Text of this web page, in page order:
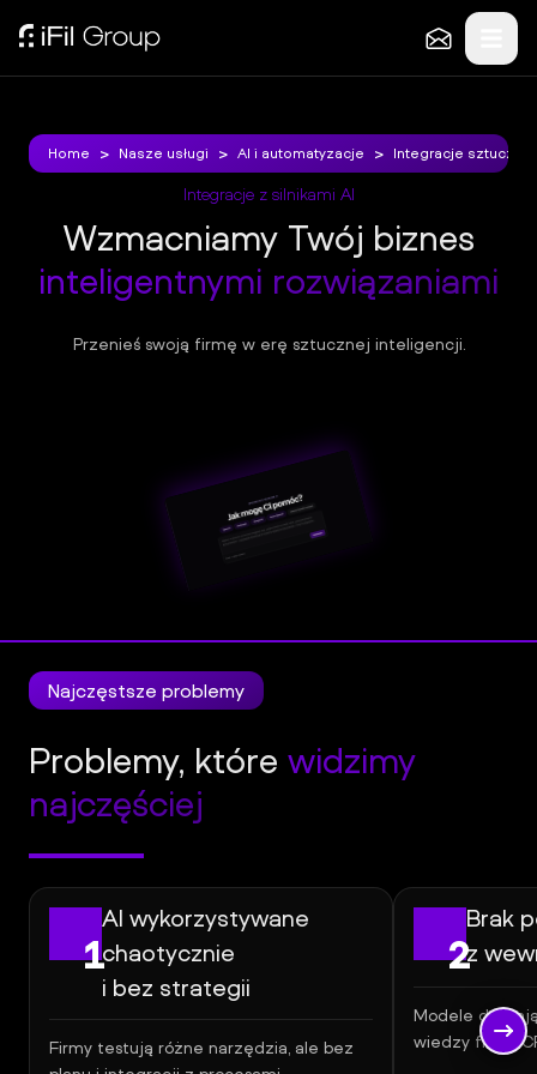
KONTAKT
515
516
Home > Nasze usługi > AI i automatyzacje > Integracje
Home > Nasze usługi > AI i automatyzacje > Integracje
Integracje z silnikami AI
Wzmacniamy Twój biznes
inteligentnymi rozwiązaniami
Przenieś swoją firmę w erę sztucznej inteligencji.
Najczęstsze problemy
Problemy, które widzimy
najczęściej
1
AI wykorzystywane
chaotycznie
i bez strategii
Firmy testują różne narzędzia, ale bez
2
Brak
z
Modele
wiedzy firmy,